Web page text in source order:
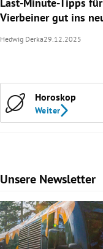
Vierbeiner gut ins
Hedwig Derka29.12.2025
Horoskop
Weiter
Unsere Newsletter
Slide 1 von 9